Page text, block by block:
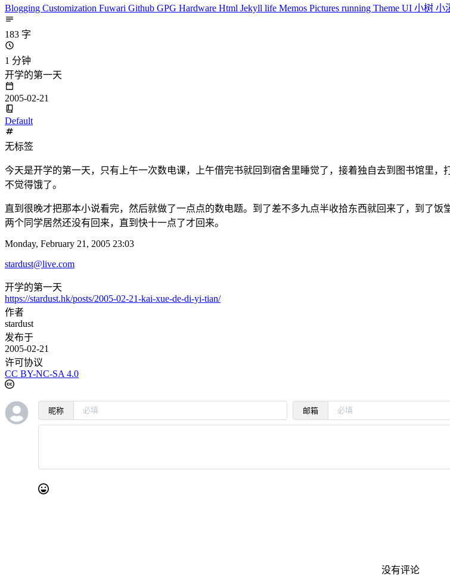
Blogging Customization Fuwari Github GPG Hardware Html Jekyll life Memos Pictures running Theme UI 小树 小
183 字
1 分钟
开学的第一天
2005-02-21
Default
无标签
今天是开学的第一天，只有上午一次数电课，上午借完书就回到宿舍里睡觉了，接着独自去到图书馆里
不觉得饿了。
直到很晚才把那本小说看完，然后就做了一点点的数电题。到了差不多九点半收拾东西就回来了，到了
两个同学居然还没有回来，直到快十一点了才回来。
Monday, February 21, 2005 23:03
stardust@live.com
开学的第一天
https://stardust.hk/posts/2005-02-21-kai-xue-de-di-yi-tian/
作者
stardust
发布于
2005-02-21
许可协议
CC BY-NC-SA 4.0
昵称 邮箱
没有评论